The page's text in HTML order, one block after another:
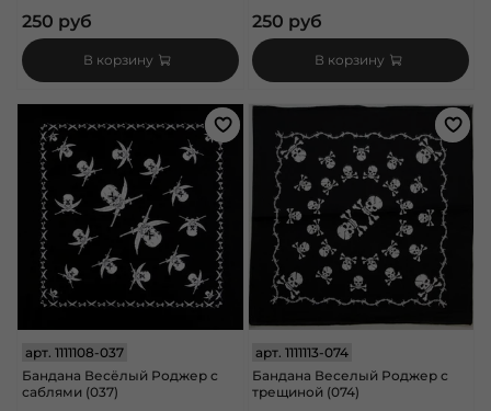
250 руб
В корзину
250 руб
В корзину
арт. 1111108-037
Бандана Весёлый Роджер с
саблями (037)
арт.1111113-074
Бандана Веселый Роджер с
трещиной (074)